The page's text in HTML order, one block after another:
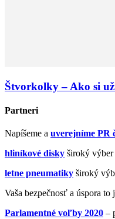
Štvorkolky – Ako si
Partneri
Napíšeme a uverejníme PR
hliníkové disky široký výber
letne pneumatiky široký
Vaša bezpečnosť a úspora to
Parlamentné voľby 2020 –